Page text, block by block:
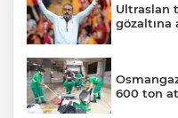
Ultraslan
gözaltına
600 ton